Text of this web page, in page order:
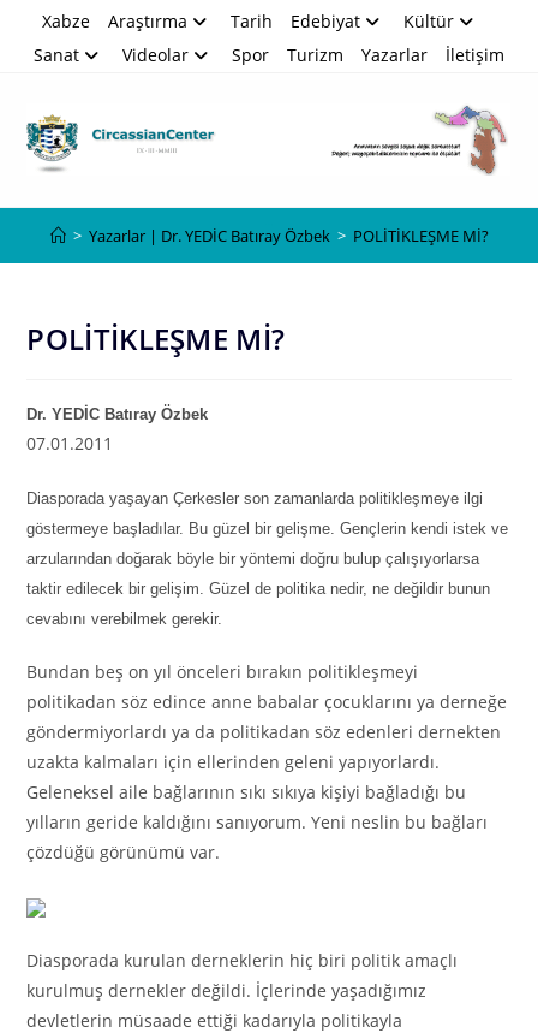
Xabze Araştırma Tarih Edebiyat
Kültür
Sanat
Videolar Spor Turizm Yazarlar İletişim
> Yazarlar | Dr. YEDİC Batıray Özbek > POLİTİKLEŞME Mİ?
POLİTİKLEŞME Mİ?
Dr. YEDİC Batıray Özbek
07.01.2011
Diasporada yaşayan Çerkesler son zamanlarda politikleşmeye ilgi
göstermeye başladılar. Bu güzel bir gelişme. Gençlerin kendi istek ve
arzularından doğarak böyle bir yöntemi doğru bulup çalışıyorlarsa
taktir edilecek bir gelişim. Güzel de politika nedir, ne değildir bunun
cevabını verebilmek gerekir.
Bundan beş on yıl önceleri bırakın politikleşmeyi
politikadan söz edince anne babalar çocuklarını ya derneğe
göndermiyorlardı ya da politikadan söz edenleri dernekten
uzakta kalmaları için ellerinden geleni yapıyorlardı.
Geleneksel aile bağlarının sıkı sıkıya kişiyi bağladığı bu
yılların geride kaldığını sanıyorum. Yeni neslin bu bağları
çözdüğü görünümü var.
Diasporada kurulan derneklerin hiç biri politik amaçlı
kurulmuş dernekler değildi. İçlerinde yaşadığımız
devletlerin müsaade ettiği kadarıyla politikayla